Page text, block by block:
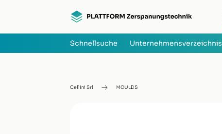
Schnellsuche Unternehmensverzeichnis
Cellini Srl MOULDS